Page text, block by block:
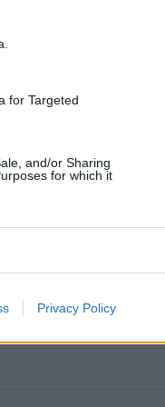
for Targeted
and/or Sharing
for which it
Privacy Policy
da Casa dos Castilhos